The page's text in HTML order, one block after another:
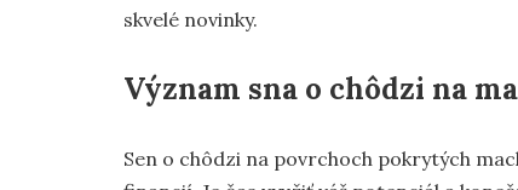
skvelé novinky.
Význam sna o chôdzi na
Sen o chôdzi na povrchoch pokrytých